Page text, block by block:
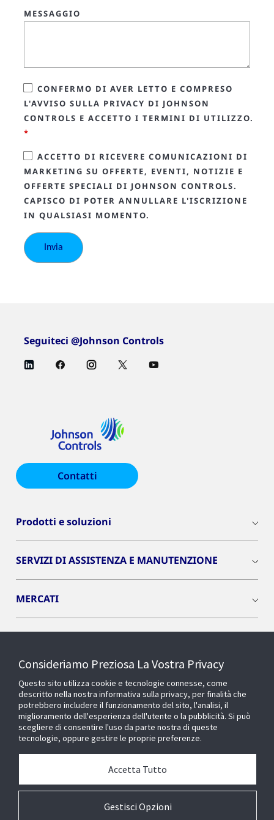
MESSAGGIO
CONFERMO DI AVER LETTO E COMPRESO
L'AVVISO SULLA PRIVACY DI JOHNSON
CONTROLS E ACCETTO I TERMINI DI UTILIZZO.
*
ACCETTO DI RICEVERE COMUNICAZIONI DI
MARKETING SU OFFERTE, EVENTI, NOTIZIE E
OFFERTE SPECIALI DI JOHNSON CONTROLS.
CAPISCO DI POTER ANNULLARE L'ISCRIZIONE
IN QUALSIASI MOMENTO.
Seguiteci @Johnson Controls
Contatti
Prodotti e soluzioni
SERVIZI DI ASSISTENZA E MANUTENZIONE
MERCATI
OPENBLUE
SMART BUILDINGS
Chi siamo
Consideriamo Preziosa La Vostra Privacy
Questo sito utilizza cookie e tecnologie connesse, come
descritto nella nostra informativa sulla privacy, per finalità che
potrebbero includere il funzionamento del sito, l'analisi, il
miglioramento dell'esperienza dell'utente o la pubblicità. Si può
scegliere di consentire l'uso da parte nostra di queste
tecnologie, oppure gestire le proprie preferenze.
Gestisci Opzioni
Accetta Tutto